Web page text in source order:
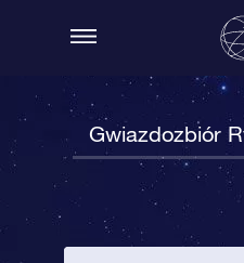
Gwiazdozbiór